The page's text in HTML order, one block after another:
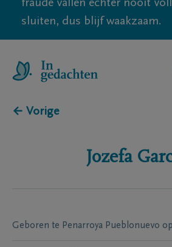
fraude vallen echter nooit
sluiten, dus blijf waakzaam.
← Vorige
Jozefa
Geboren te Penarroya Pueblonuevo op